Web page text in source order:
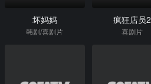
坏妈妈
韩剧/喜剧片
疯狂店员2
喜剧片